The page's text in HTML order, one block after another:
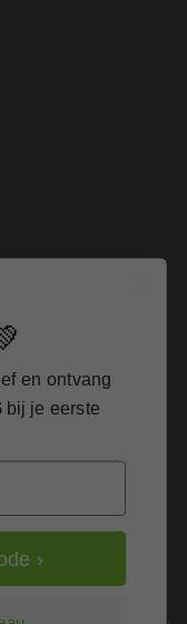
in je
en ontvang
bij je eerste
›